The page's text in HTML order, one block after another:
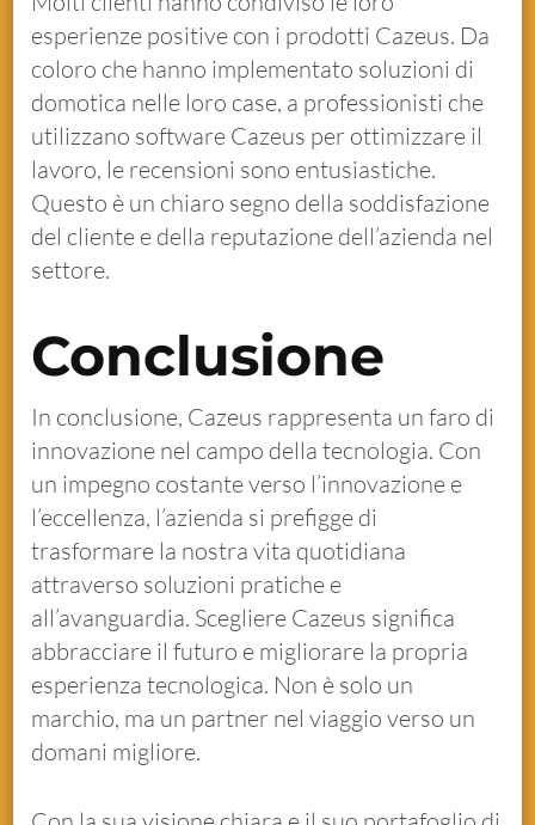
esperienze positive con i prodotti Cazeus. Da
coloro che hanno implementato soluzioni di
domotica nelle loro case, a professionisti che
utilizzano software Cazeus per ottimizzare il
lavoro, le recensioni sono entusiastiche.
Questo è un chiaro segno della soddisfazione
del cliente e della reputazione dell’azienda nel
settore.
Conclusione
In conclusione, Cazeus rappresenta un faro di
innovazione nel campo della tecnologia. Con
un impegno costante verso l’innovazione e
l’eccellenza, l’azienda si prefigge di
trasformare la nostra vita quotidiana
attraverso soluzioni pratiche e
all’avanguardia. Scegliere Cazeus significa
abbracciare il futuro e migliorare la propria
esperienza tecnologica. Non è solo un
marchio, ma un partner nel viaggio verso un
domani migliore.